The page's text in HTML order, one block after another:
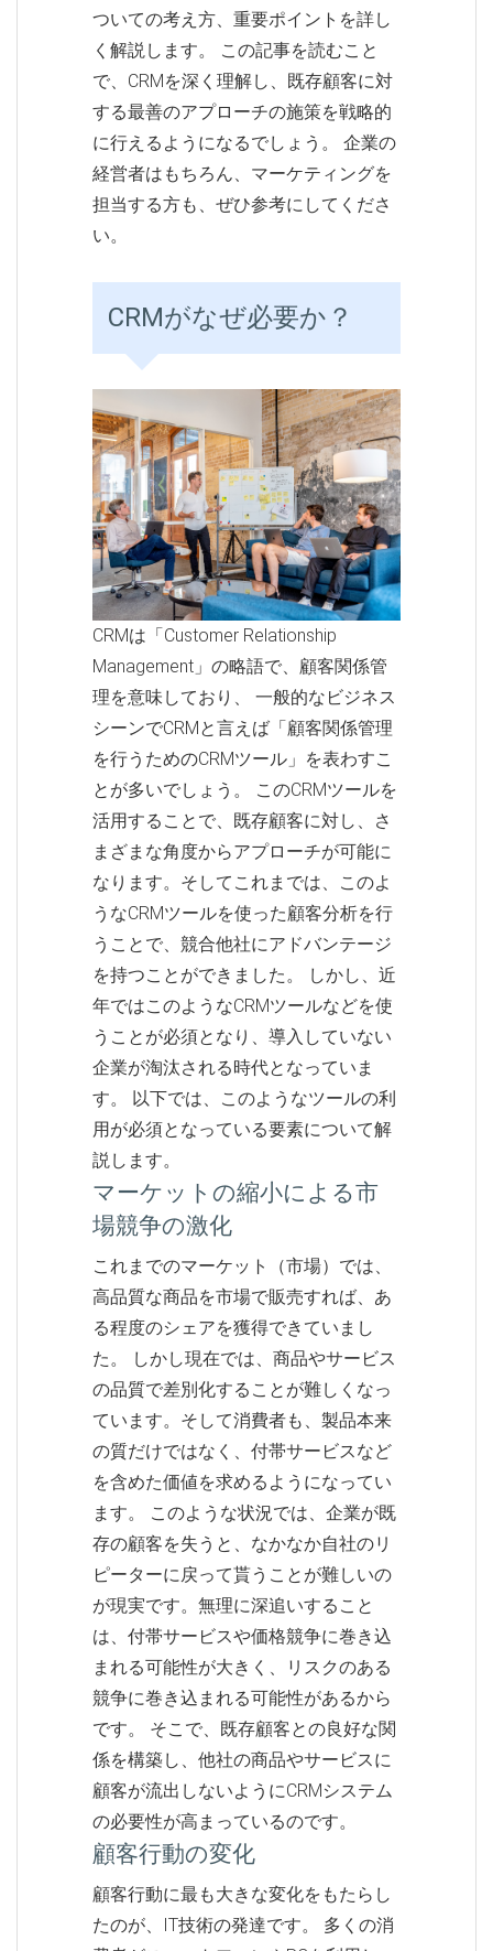
ついての考え方、重要ポイントを詳し
く解説します。 この記事を読むこと
で、CRMを深く理解し、既存顧客に対
する最善のアプローチの施策を戦略的
に行えるようになるでしょう。 企業の
経営者はもちろん、マーケティングを
担当する方も、ぜひ参考にしてくださ
い。
CRMがなぜ必要か？
CRMは「Customer Relationship
Management」の略語で、顧客関係管
理を意味しており、 一般的なビジネス
シーンでCRMと言えば「顧客関係管理
を行うためのCRMツール」を表わすこ
とが多いでしょう。 このCRMツールを
活用することで、既存顧客に対し、さ
まざまな角度からアプローチが可能に
なります。そしてこれまでは、このよ
うなCRMツールを使った顧客分析を行
うことで、競合他社にアドバンテージ
を持つことができました。 しかし、近
年ではこのようなCRMツールなどを使
うことが必須となり、導入していない
企業が淘汰される時代となっていま
す。 以下では、このようなツールの利
用が必須となっている要素について解
説します。
マーケットの縮小による市
場競争の激化
これまでのマーケット（市場）では、
高品質な商品を市場で販売すれば、あ
る程度のシェアを獲得できていまし
た。 しかし現在では、商品やサービス
の品質で差別化することが難しくなっ
ています。そして消費者も、製品本来
の質だけではなく、付帯サービスなど
を含めた価値を求めるようになってい
ます。 このような状況では、企業が既
存の顧客を失うと、なかなか自社のリ
ピーターに戻って貰うことが難しいの
が現実です。無理に深追いすること
は、付帯サービスや価格競争に巻き込
まれる可能性が大きく、リスクのある
競争に巻き込まれる可能性があるから
です。 そこで、既存顧客との良好な関
係を構築し、他社の商品やサービスに
顧客が流出しないようにCRMシステム
の必要性が高まっているのです。
顧客行動の変化
顧客行動に最も大きな変化をもたらし
たのが、IT技術の発達です。 多くの消